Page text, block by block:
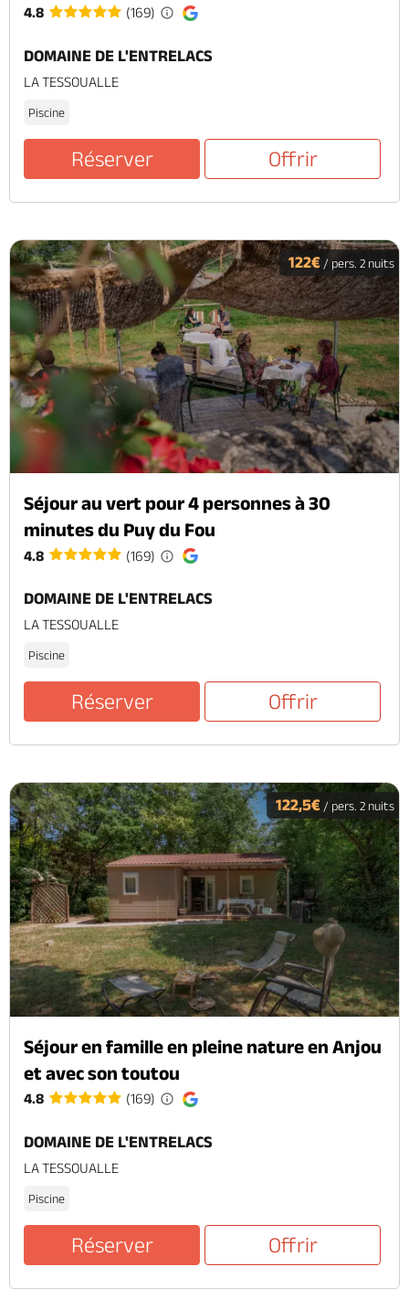
4.8 (169)
DOMAINE DE L'ENTRELACS
LA TESSOUALLE
Piscine
Réserver Offrir
122€ / pers. 2 nuits
Séjour au vert pour 4 personnes à 30
minutes du Puy du Fou
4.8 (169)
DOMAINE DE L'ENTRELACS
LA TESSOUALLE
Piscine
Réserver Offrir
122,5€ / pers. 2 nuits
Séjour en famille en pleine nature en Anjou
et avec son toutou
4.8 (169)
DOMAINE DE L'ENTRELACS
LA TESSOUALLE
Piscine
Réserver Offrir